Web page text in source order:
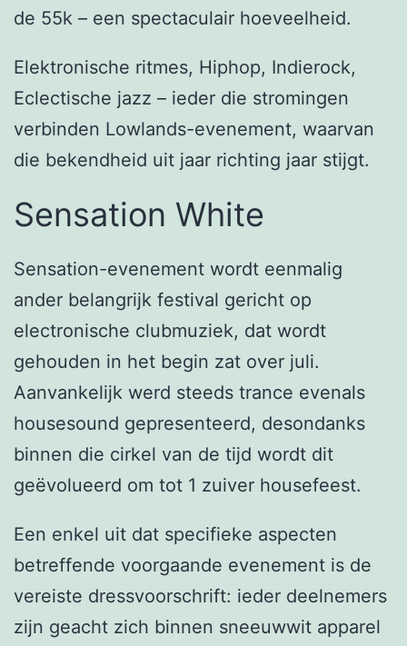
de 55k – een spectaculair hoeveelheid.
Elektronische ritmes, Hiphop, Indierock,
Eclectische jazz – ieder die stromingen
verbinden Lowlands-evenement, waarvan
die bekendheid uit jaar richting jaar stijgt.
Sensation White
Sensation-evenement wordt eenmalig
ander belangrijk festival gericht op
electronische clubmuziek, dat wordt
gehouden in het begin zat over juli.
Aanvankelijk werd steeds trance evenals
housesound gepresenteerd, desondanks
binnen die cirkel van de tijd wordt dit
geëvolueerd om tot 1 zuiver housefeest.
Een enkel uit dat specifieke aspecten
betreffende voorgaande evenement is de
vereiste dressvoorschrift: ieder deelnemers
zijn geacht zich binnen sneeuwwit apparel